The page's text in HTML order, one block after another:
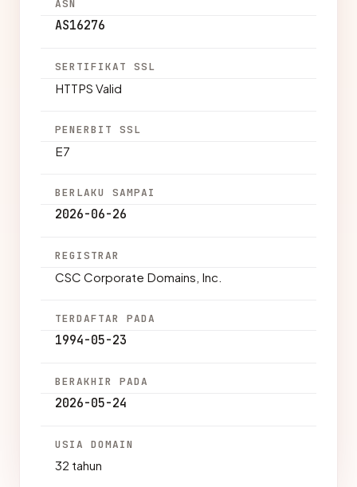
ASN
AS16276
SERTIFIKAT SSL
HTTPS Valid
PENERBIT SSL
E7
BERLAKU SAMPAI
2026-06-26
REGISTRAR
CSC Corporate Domains, Inc.
TERDAFTAR PADA
1994-05-23
BERAKHIR PADA
2026-05-24
USIA DOMAIN
32 tahun